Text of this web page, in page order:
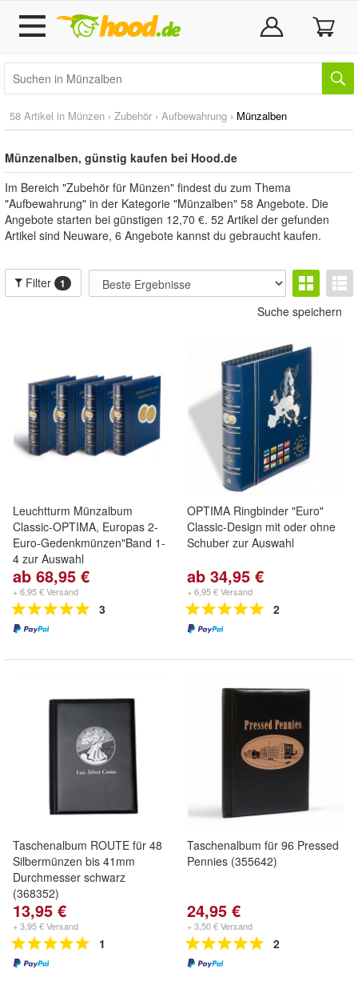
58 Artikel in Münzen › Zubehör › Aufbewahrung › Münzalben
Münzenalben, günstig kaufen bei Hood.de
Im Bereich "Zubehör für Münzen" findest du zum Thema
"Aufbewahrung" in der Kategorie "Münzalben" 58 Angebote. Die
Angebote starten bei günstigen 12,70 €. 52 Artikel der gefunden
Artikel sind Neuware, 6 Angebote kannst du gebraucht kaufen.
Filter 1
Suche speichern
Leuchtturm Münzalbum
Classic-OPTIMA, Europas 2-
Euro-Gedenkmünzen"Band 1-
4 zur Auswahl
ab 68,95 €
+ 6,95 € Versand
3
OPTIMA Ringbinder "Euro"
Classic-Design mit oder ohne
Schuber zur Auswahl
ab 34,95 €
+ 6,95 € Versand
2
Taschenalbum ROUTE für 48
Silbermünzen bis 41mm
Durchmesser schwarz
(368352)
13,95 €
+ 3,95 € Versand
1
Taschenalbum für 96 Pressed
Pennies (355642)
24,95 €
+ 3,50 € Versand
2